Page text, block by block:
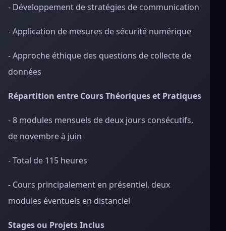
- Développement de stratégies de communication
- Application de mesures de sécurité numérique
- Approche éthique des questions de collecte de
données
Répartition entre Cours Théoriques et Pratiques
- 8 modules mensuels de deux jours consécutifs,
de novembre à juin
- Total de 115 heures
- Cours principalement en présentiel, deux
modules éventuels en distanciel
Stages ou Projets Inclus